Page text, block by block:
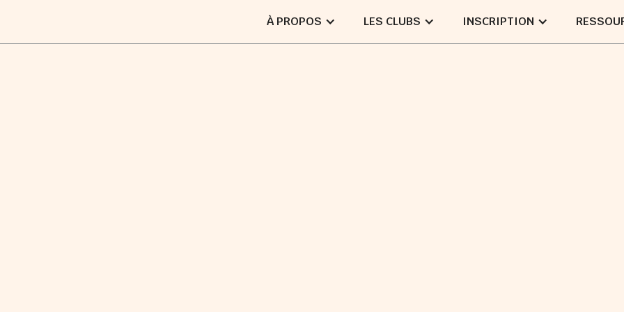
À PROPOS LES CLUBS INSCRIPTION